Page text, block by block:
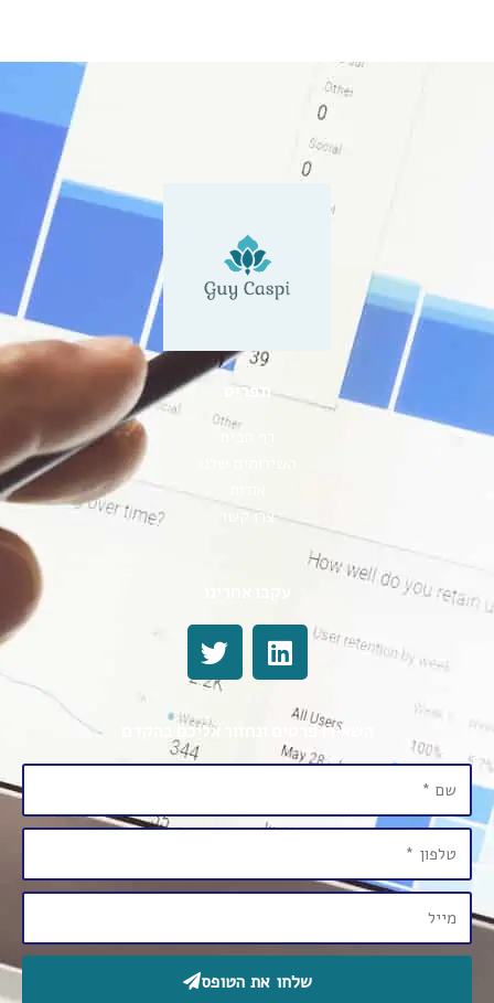
תפריט
צרו קשר
השאירו פרטים ונחזור אליכם בהקדם
שלחו את הטופס